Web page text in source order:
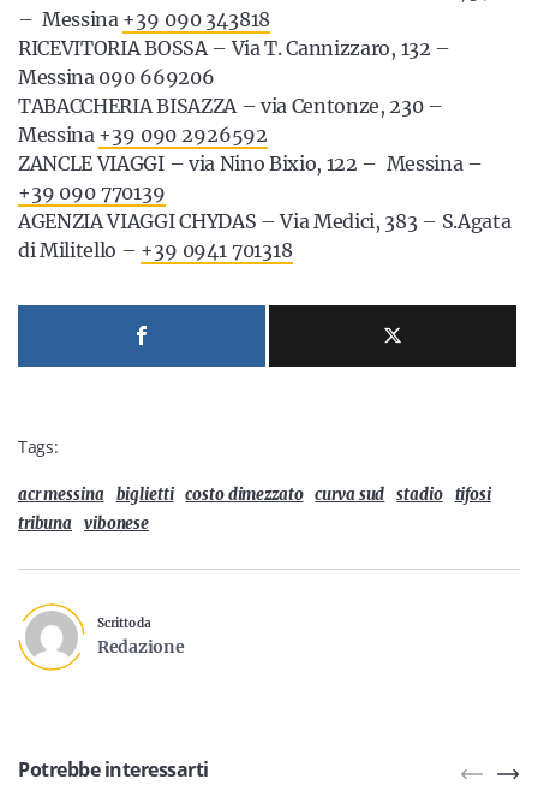
– Messina +39 090 343818
RICEVITORIA BOSSA – Via T. Cannizzaro, 132 –
Messina 090 669206
TABACCHERIA BISAZZA – via Centonze, 230 –
Messina +39 090 2926592
ZANCLE VIAGGI – via Nino Bixio, 122 – Messina –
+39 090 770139
AGENZIA VIAGGI CHYDAS – Via Medici, 383 – S.Agata
di Militello – +39 0941 701318
Tags:
acr messina biglietti costo dimezzato curva sud stadio
tifosi
tribuna vibonese
Scritto da
Redazione
Potrebbe interessarti